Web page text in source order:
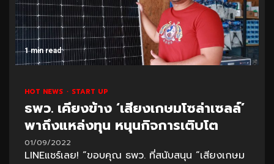
1 min read
HOT NEWS START UP
ธพว. เคียงข้าง ‘เสียงเกษมโซล่าเซลล์’
พาถึงแหล่งทุน หนุนกิจการเติบโต
01/09/2022
LINEแชร์เลย! “ขอบคุณ ธพว. ที่สนับสนุน “เสียงเกษม